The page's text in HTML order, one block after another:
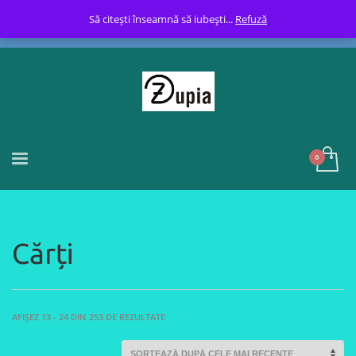
Cărți
AFIȘEZ 13 - 24 DIN 253 DE REZULTATESORTED
LATEST
Să citești înseamnă să iubești... Refuză